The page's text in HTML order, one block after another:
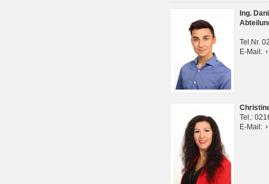
Ing.
Tel.Nr.
E-Mail:
Tel.:
E-Mail: